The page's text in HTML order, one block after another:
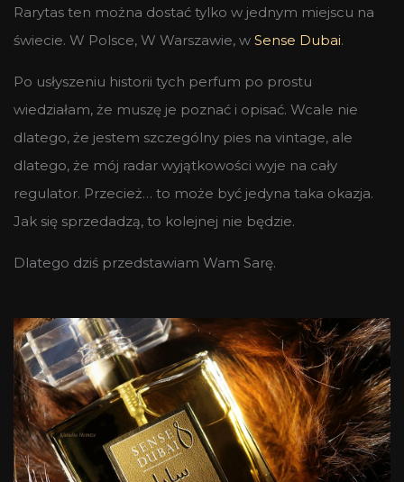
Rarytas ten można dostać tylko w jednym miejscu na
świecie. W Polsce, W Warszawie, w Sense Dubai.
Po usłyszeniu historii tych perfum po prostu
wiedziałam, że muszę je poznać i opisać. Wcale nie
dlatego, że jestem szczególny pies na vintage, ale
dlatego, że mój radar wyjątkowości wyje na cały
regulator. Przecież… to może być jedyna taka okazja.
Jak się sprzedadzą, to kolejnej nie będzie.
Dlatego dziś przedstawiam Wam Sarę.